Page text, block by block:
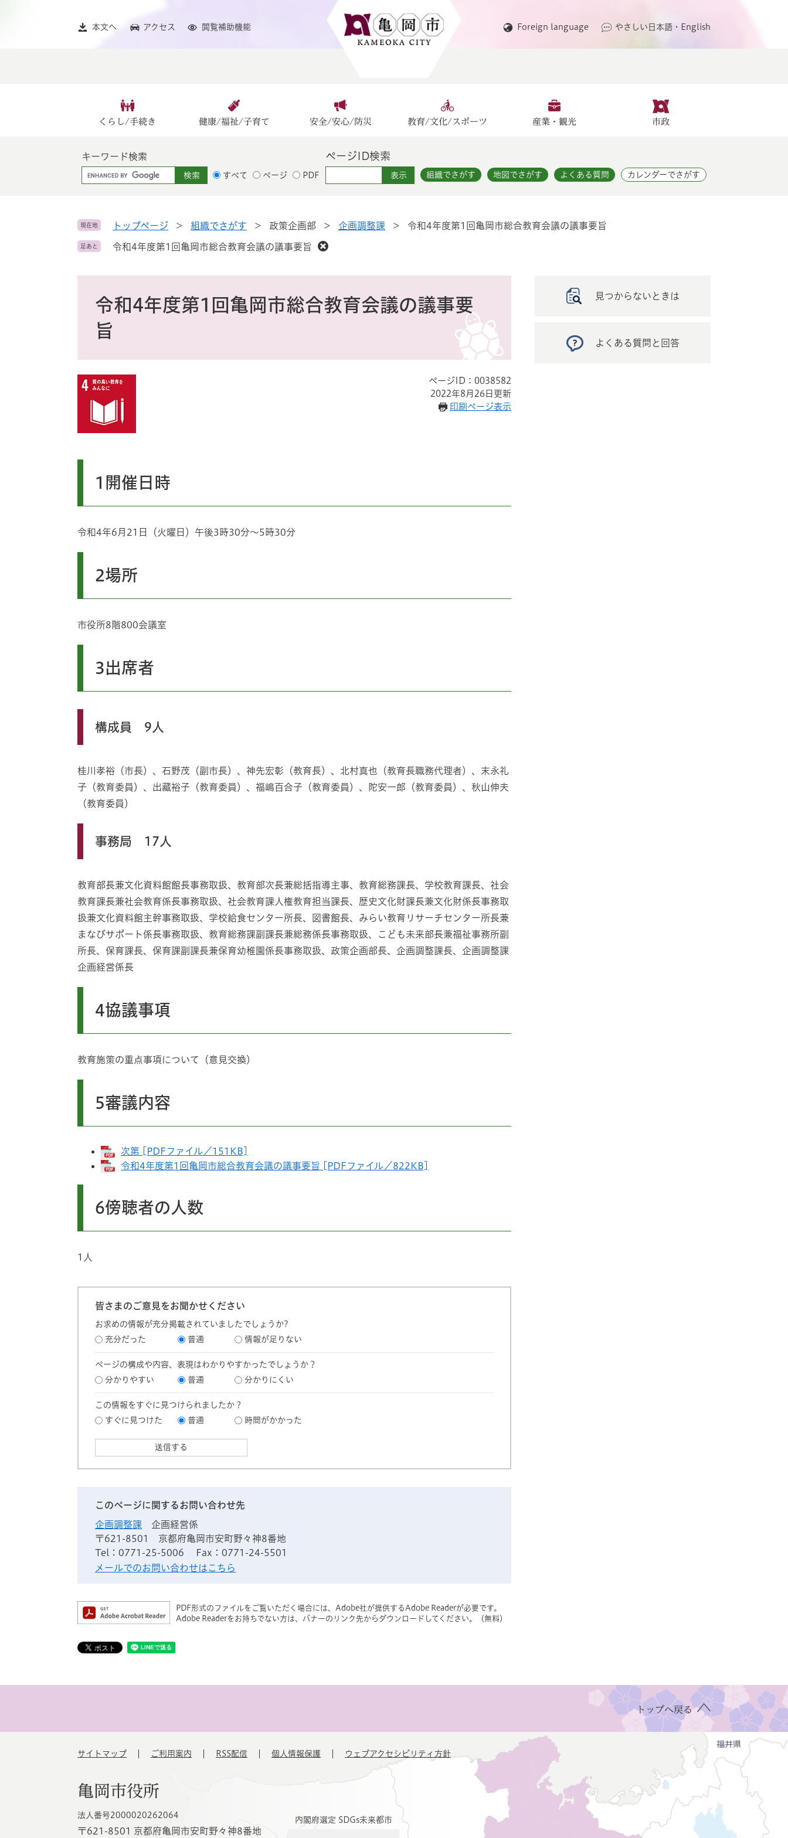
本文へ アクセス 閲覧補助機能 Foreign language やさしい日本語・English
くらし/手続き 健康/福祉/子育て 安全/安心/防災 教育/文化/スポーツ 産業・観光 市政
キーワード検索
G
o
l
カ
タ
すべて ページ PDF
ページID検索
組織でさがす 地図でさがす よくある質問 カレンダーでさがす
現在地 トップページ > 組織でさがす > 政策企画部 > 企画調整課 > 令和4年度第1回亀岡市総合教育会議の議事要旨
足あと 令和4年度第1回亀岡市総合教育会議の議事要旨
令和4年度第1回亀岡市総合教育会議の議事要
旨
ページID：0038582
2022年8月26日更新
印刷ページ表示
1開催日時
令和4年6月21日（火曜日）午後3時30分～5時30分
2場所
市役所8階800会議室
3出席者
構成員 9人
桂川孝裕（市長）、石野茂（副市長）、神先宏彰（教育長）、北村真也（教育長職務代理者）、末永礼
子（教育委員）、出藏裕子（教育委員）、福嶋百合子（教育委員）、陀安一郎（教育委員）、秋山伸夫
（教育委員）
事務局 17人
教育部長兼文化資料館館長事務取扱、教育部次長兼総括指導主事、教育総務課長、学校教育課長、社会
教育課長兼社会教育係長事務取扱、社会教育課人権教育担当課長、歴史文化財課長兼文化財係長事務取
扱兼文化資料館主幹事務取扱、学校給食センター所長、図書館長、みらい教育リサーチセンター所長兼
まなびサポート係長事務取扱、教育総務課副課長兼総務係長事務取扱、こども未来部長兼福祉事務所副
所長、保育課長、保育課副課長兼保育幼稚園係長事務取扱、政策企画部長、企画調整課長、企画調整課
企画経営係長
4協議事項
教育施策の重点事項について（意見交換）
5審議内容
次第 [PDFファイル／151KB]
令和4年度第1回亀岡市総合教育会議の議事要旨 [PDFファイル／822KB]
6傍聴者の人数
1人
皆さまのご意見をお聞かせください
お求めの情報が充分掲載されていましたでしょうか?
充分だった
普通 情報が足りない
ページの構成や内容、表現はわかりやすかったでしょうか？
分かりやすい
普通 分かりにくい
この情報をすぐに見つけられましたか？
すぐに見つけた
普通 時間がかかった
このページに関するお問い合わせ先
企画調整課
企画経営係
〒621-8501
京都府亀岡市安町野々神8番地
Tel：0771-25-5006
Fax：0771-24-5501
メールでのお問い合わせはこちら
PDF形式のファイルをご覧いただく場合には、Adobe社が提供するAdobe Readerが必要です。
Adobe Readerをお持ちでない方は、バナーのリンク先からダウンロードしてください。（無料）
見つからないときは
よくある質問と回答
トップへ戻る
サイトマップ ご利用案内 RSS配信 個人情報保護 ウェブアクセシビリティ方針
亀岡市役所
法人番号2000020262064
〒621-8501 京都府亀岡市安町野々神8番地
内閣府選定 SDGs未来都市